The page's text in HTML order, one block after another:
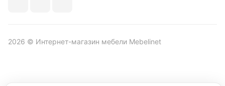
2026 © Интернет-магазин мебели Mebelinet